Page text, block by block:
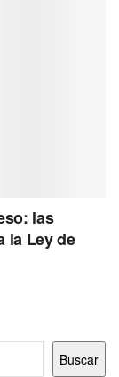
las
la Ley de
Buscar